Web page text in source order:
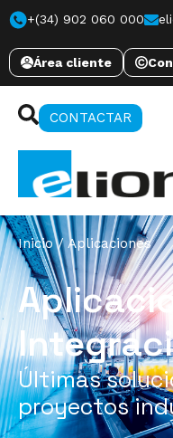
+(34) 902 060 000
Área cliente
CONTACTAR
Inicio/Aplicaciones
Últimas
proyectos